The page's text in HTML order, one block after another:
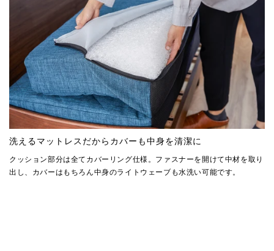
洗えるマットレスだからカバーも中身を清潔に
クッション部分は全てカバーリング仕様。ファスナーを開けて中材を取り
出し、カバーはもちろん中身のライトウェーブも水洗い可能です。